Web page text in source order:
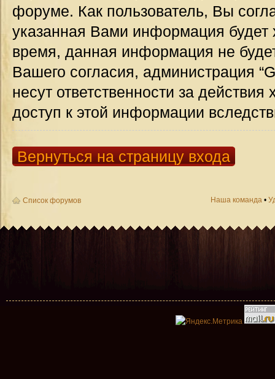
форуме. Как пользователь, Вы
указанная Вами информация будет
время, данная информация не
Вашего согласия, администрация
несут ответственности за
доступ к этой информации
Вернуться на страницу входа
Список форумов Наша команда •